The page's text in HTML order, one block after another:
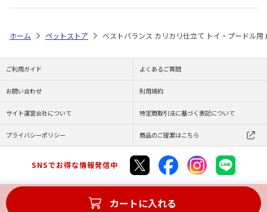
カートに入れる
ホーム ペットストア ベストバランス カリカリ仕立て トイ・プードル用
ご利用ガイド よくあるご質問
お問い合わせ 利用規約
サイト運営会社について 特定商取引法に基づく表記について
プライバシーポリシー 商品のご提案はこちら
SNSでお得な情報発信中